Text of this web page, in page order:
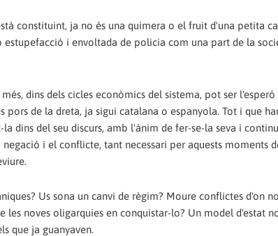
constituint, ja no és una quimera o el fruit d'una petita
i envoltada de policia com una part de la
dins dels cicles econòmics del sistema, pot ser
de la dreta, ja sigui catalana o espanyola. Tot i que
dins del seu discurs, amb l'ànim de fer-se-la seva i
i el conflicte, tant necessari per aquests moments
Us sona un canvi de règim? Moure conflictes d'on
noves oligarquies en conquistar-lo? Un model d'estat
que ja guanyaven.